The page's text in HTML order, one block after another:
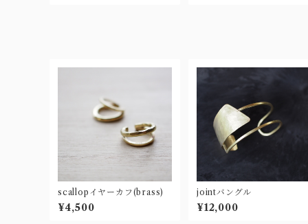
scallopイヤーカフ(brass)
¥4,500
jointバングル
¥12,000